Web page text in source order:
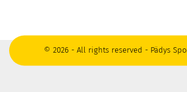
© 2026 - All rights reserved - Pädys